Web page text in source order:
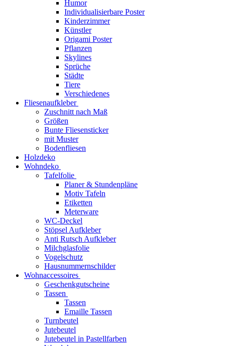
Humor
Individualisierbare Poster
Kinderzimmer
Künstler
Origami Poster
Pflanzen
Skylines
Sprüche
Städte
Tiere
Verschiedenes
Fliesenaufkleber
Zuschnitt nach Maß
Größen
Bunte Fliesensticker
mit Muster
Bodenfliesen
Holzdeko
Wohndeko
Tafelfolie
Planer & Stundenpläne
Motiv Tafeln
Etiketten
Meterware
WC-Deckel
Stöpsel Aufkleber
Anti Rutsch Aufkleber
Milchglasfolie
Vogelschutz
Hausnummernschilder
Wohnaccessoires
Geschenkgutscheine
Tassen
Tassen
Emaille Tassen
Turnbeutel
Jutebeutel
Jutebeutel in Pastellfarben